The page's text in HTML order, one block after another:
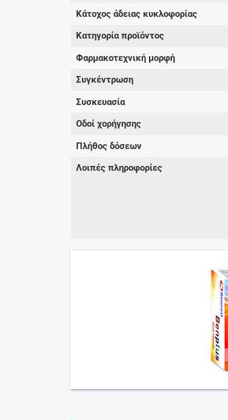
Κάτοχος άδειας κυκλοφορίας
Κατηγορία προϊόντος
Φαρμακοτεχνική μορφή
Συγκέντρωση
Συσκευασία
Οδοί χορήγησης
Πλήθος δόσεων
Λοιπές πληροφορίες